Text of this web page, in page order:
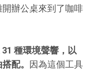
辦公桌來到了咖啡
種環境聲響，以
配。 因為這個工具